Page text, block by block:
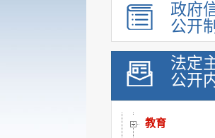
政府
公开
法定
公开
涉农补贴
稳岗就业
社会保险
社会救助
社会福利
教育